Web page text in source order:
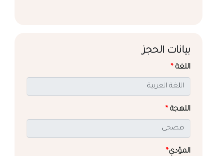
بيانات الحجز
اللغة *
اللهجة *
المؤدي*